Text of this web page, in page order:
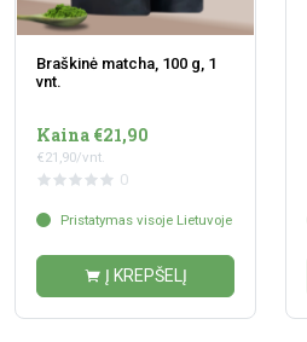
Braškinė matcha, 100 g, 1
vnt.
Kaina €21,90
€21,90/vnt.
0
Pristatymas visoje Lietuvoje
Į KREPŠELĮ